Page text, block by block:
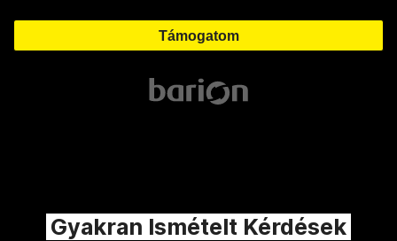
Gyakran Ismételt Kérdések